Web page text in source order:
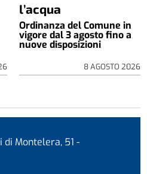
l’acqua
Ordinanza del Comune in
vigore dal 3 agosto fino a
nuove disposizioni
8 AGOSTO 2026
di Montelera, 51 -